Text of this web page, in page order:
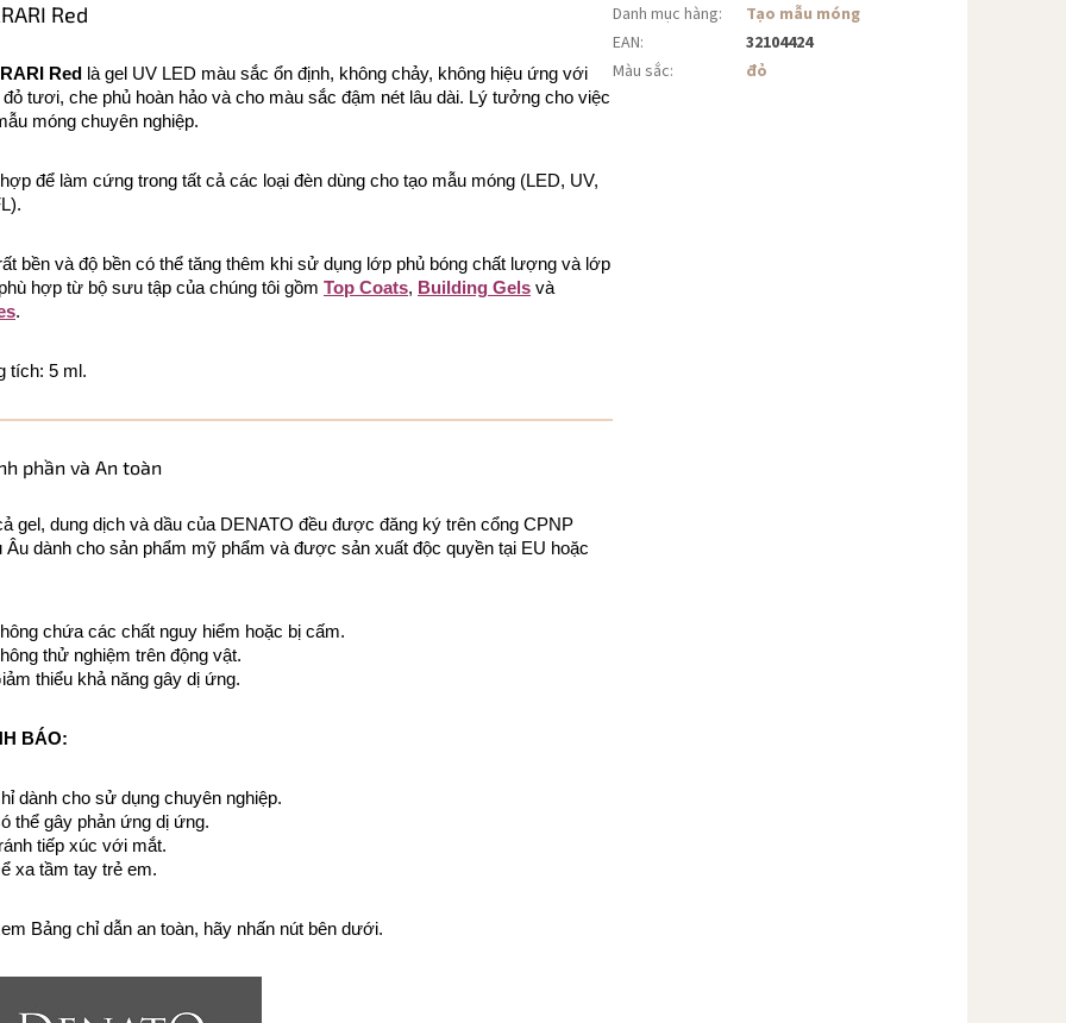
Red
Red là gel UV LED màu sắc ổn định, không chảy, không hiệu ứng với
tươi, che phủ hoàn hảo và cho màu sắc đậm nét lâu dài. Lý tưởng cho việc
móng chuyên nghiệp.
để làm cứng trong tất cả các loại đèn dùng cho tạo mẫu móng (LED, UV,
bền và độ bền có thể tăng thêm khi sử dụng lớp phủ bóng chất lượng và lớp
hợp từ bộ sưu tập của chúng tôi gồm Top Coats, Building Gels và
.
tích: 5 ml.
phần và An toàn
gel, dung dịch và dầu của DENATO đều được đăng ký trên cổng CPNP
Âu dành cho sản phẩm mỹ phẩm và được sản xuất độc quyền tại EU hoặc
chứa các chất nguy hiểm hoặc bị cấm.
thử nghiệm trên động vật.
thiểu khả năng gây dị ứng.
BÁO:
dành cho sử dụng chuyên nghiệp.
thể gây phản ứng dị ứng.
tiếp xúc với mắt.
xa tầm tay trẻ em.
Bảng chỉ dẫn an toàn, hãy nhấn nút bên dưới.
Danh mục hàng:
Tạo mẫu móng
EAN:
32104424
Màu sắc: đỏ